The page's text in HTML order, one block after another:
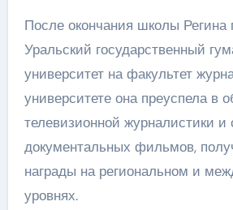
После окончания школы Регина
Уральский государственный
университет на факультет
университете она преуспела в
телевизионной журналистики и
документальных фильмов,
награды на региональном и
уровнях.